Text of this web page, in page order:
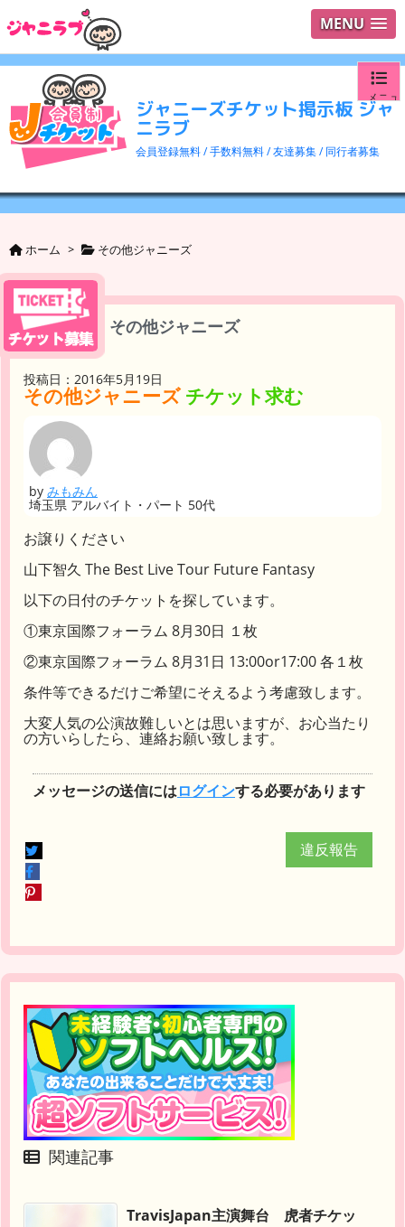
MENU
ジャニーズチケット掲示板 ジャ
ニラブ
会員登録無料 / 手数料無料 / 友達募集 / 同行者募集
メニュ
ログイ
ユーザ
ホーム > その他ジャニーズ
その他ジャニーズ
投稿日：2016年5月19日
その他ジャニーズ チケット求む
by みもみん
埼玉県 アルバイト・パート 50代
お譲りください
山下智久 The Best Live Tour Future Fantasy
以下の日付のチケットを探しています。
①東京国際フォーラム 8月30日 １枚
②東京国際フォーラム 8月31日 13:00or17:00 各１枚
条件等できるだけご希望にそえるよう考慮致します。
大変人気の公演故難しいとは思いますが、お心当たり
の方いらしたら、連絡お願い致します。
メッセージの送信にはログインする必要があります
違反報告
関連記事
TravisJapan主演舞台 虎者チケッ